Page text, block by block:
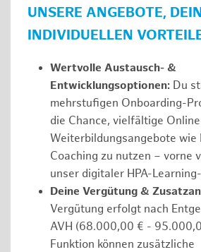
UNSERE ANGEBOTE,
INDIVIDUELLEN
Wertvolle Austausch- &
Entwicklungsoptionen: Du
mehrstufigen Onboarding-
die Chance, vielfältige
Weiterbildungsangebote wie
Coaching zu nutzen – vorne
unser digitaler HPA-
Deine Vergütung &
Vergütung erfolgt nach
AVH (68.000,00 € -
Funktion können zusätzliche